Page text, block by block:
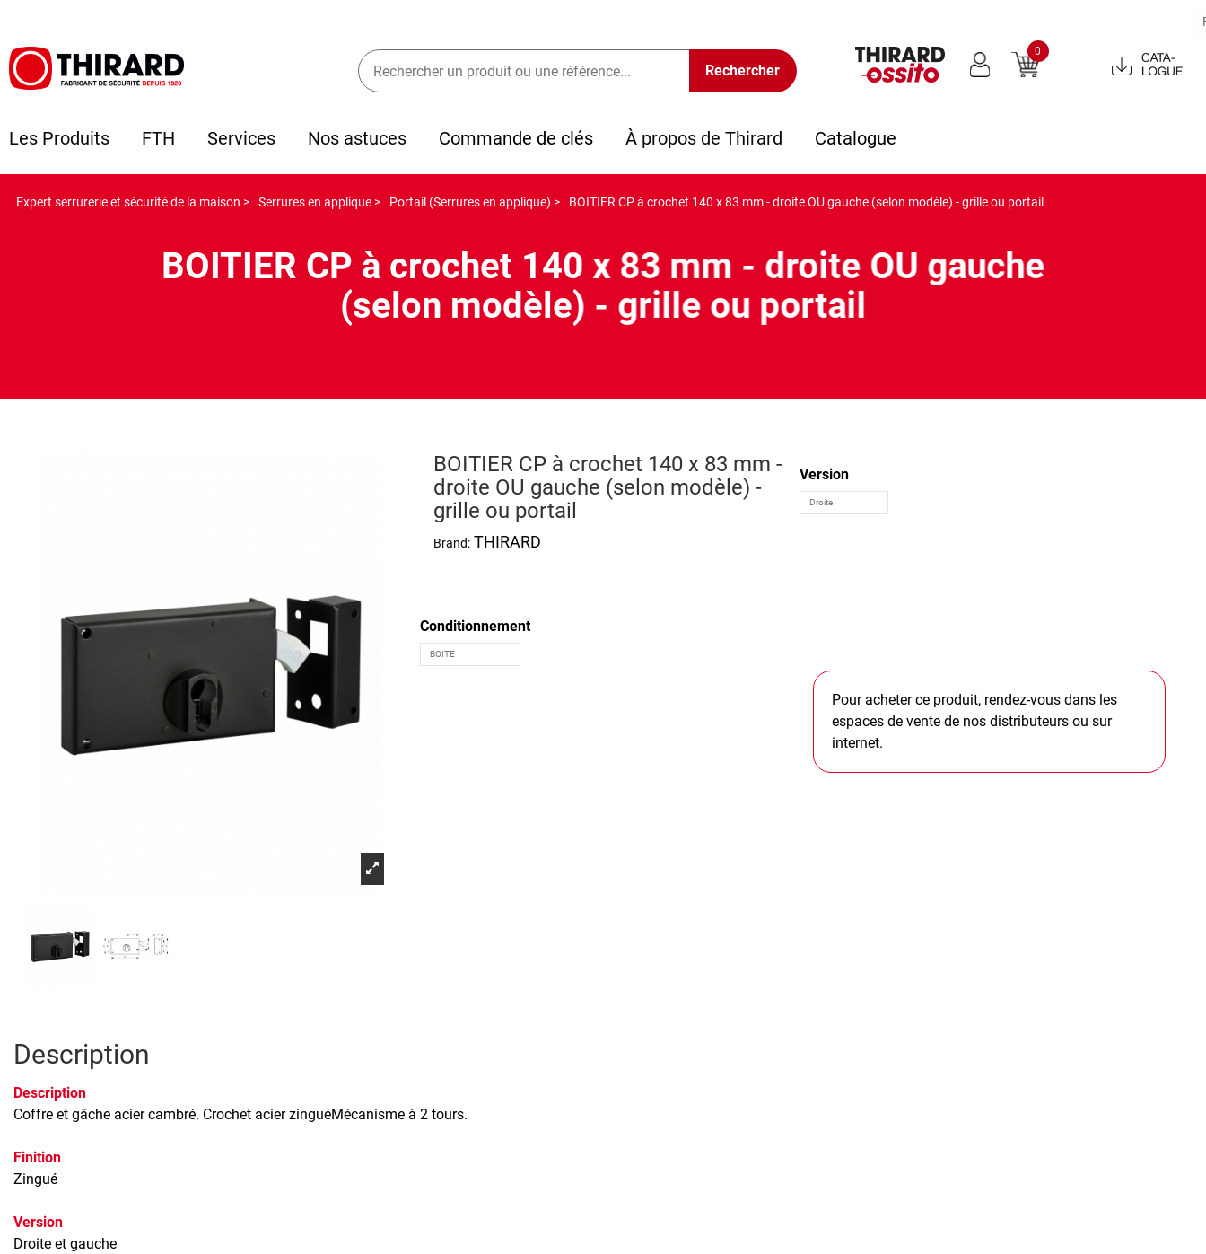
0
Catalogue
2022
Les Produits FTH Services Nos astuces Commande de clés À propos de Thirard Catalogue
Expert serrurerie et sécurité de la maison > Serrures en applique > Portail (Serrures en applique) > BOITIER CP à crochet 140 x 83 mm - droite OU gauche (selon modèle) - grille ou portail
BOITIER CP à crochet 140 x 83 mm - droite OU gauche
(selon modèle) - grille ou portail
BOITIER CP à crochet 140 x 83 mm -
droite OU gauche (selon modèle) -
grille ou portail
Brand: THIRARD
Version
Conditionnement
Pour acheter ce produit, rendez-vous dans les
espaces de vente de nos distributeurs ou sur
internet.
Description
Description
Coffre et gâche acier cambré. Crochet acier zinguéMécanisme à 2 tours.
Finition
Zingué
Version
Droite et gauche